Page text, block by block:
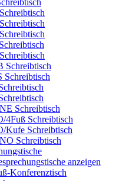
Schreibtisch
Schreibtisch
Schreibtisch
4Fuß Schreibtisch
Kufe Schreibtisch
Schreibtisch
anzeigen
Konferenztisch